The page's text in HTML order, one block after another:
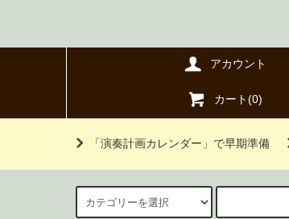
アカウント
カート(0)
「演奏計画カレンダー」で早期準備